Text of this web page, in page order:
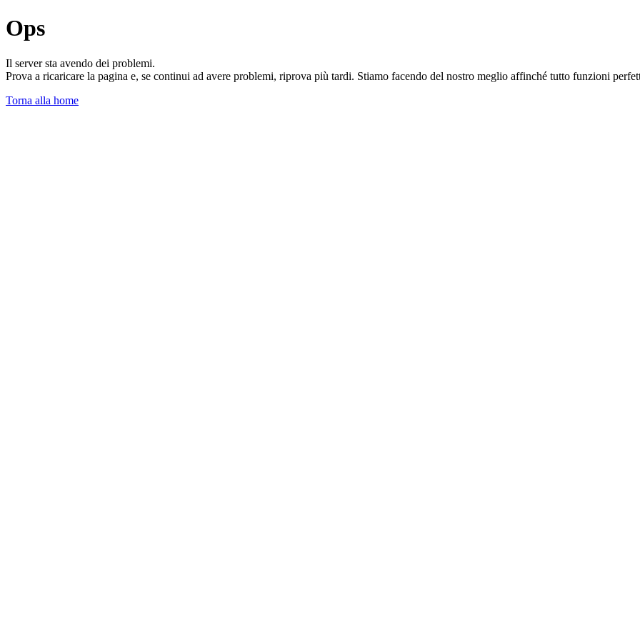
Ops
Il server sta avendo dei problemi.
Prova a ricaricare la pagina e, se continui ad avere problemi, riprova più tardi. Stiamo facendo del nostro meglio affinché tutto funzioni
Torna alla home